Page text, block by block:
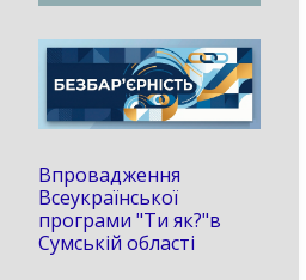
Впровадження
Всеукраїнської
програми "Ти як?"в
Сумській області